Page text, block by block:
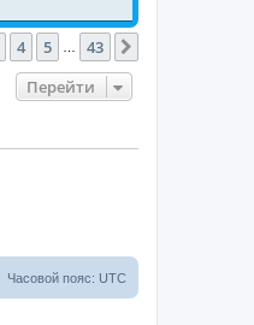
из 43
4 5 43
Перейти
Часовой пояс: UTC